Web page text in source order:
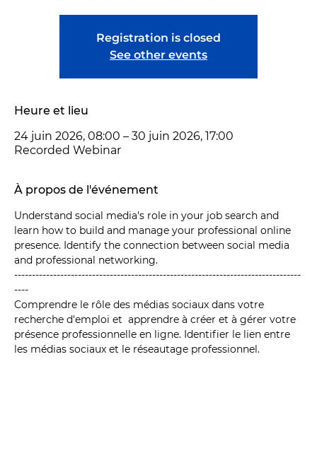
Registration is closed
See other events
Heure et lieu
24 juin 2026, 08:00 – 30 juin 2026, 17:00
Recorded Webinar
À propos de l'événement
Understand social media's role in your job search and
learn how to build and manage your professional online
presence. Identify the connection between social media
and professional networking.
---------------------------------------------------------------------------------
----
Comprendre le rôle des médias sociaux dans votre
recherche d'emploi et  apprendre à créer et à gérer votre
présence professionnelle en ligne. Identifier le lien entre
les médias sociaux et le réseautage professionnel.